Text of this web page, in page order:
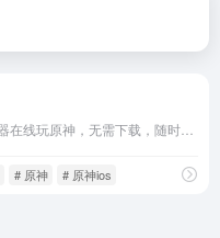
# 原神 # 原神ios